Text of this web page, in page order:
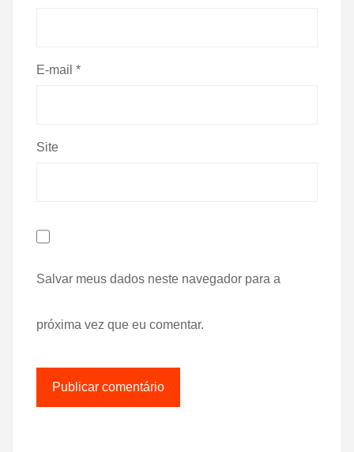
E-mail *
Site
Salvar meus dados neste navegador para a
próxima vez que eu comentar.